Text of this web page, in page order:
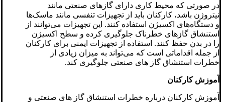
در صورتی که محیط کاری دارای گازهای صنعتی مانند
نیتروژن باشد، کارکنان باید از تجهیزات تنفسی مانند ماسک‌ها
و دستگاه‌های اکسیژن استفاده کنند. این تجهیزات می‌توانند از
استنشاق گازهای خطرناک جلوگیری کرده و سطح اکسیژن
را در بدن حفظ کنند. استفاده از تجهیزات ایمنی برای کارکنان
از جمله اقداماتی است که می‌تواند به میزان زیادی از
خطرات استنشاق گاز های صنعتی جلوگیری کند.
آموزش کارکنان
آموزش کارکنان درباره خطرات استنشاق گاز های صنعتی و